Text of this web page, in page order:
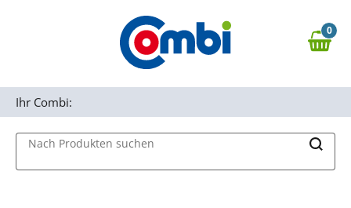
Zur Navigation springen
0,00 €
0
Nach Produkten suchen
Ihr Combi: